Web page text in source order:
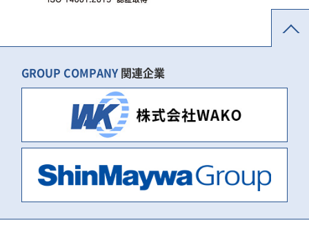
GROUP COMPANY 関連企業